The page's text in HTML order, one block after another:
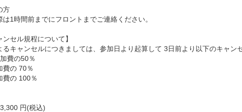
方
は1時間前までにフロントまでご連絡ください。
ンセル規程について】
るキャンセルにつきましては、参加日より起算して 3日前より以下のキャン
費の50％
費の 70％
費の 100％
円(税込)